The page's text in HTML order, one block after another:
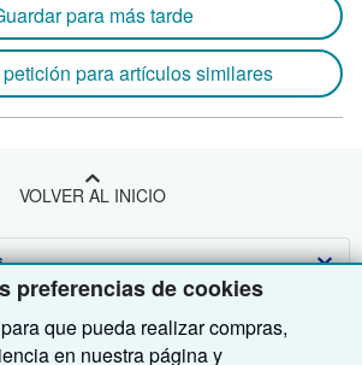
preferencias de cookies
que pueda realizar compras,
en nuestra página y
para más tarde
para artículos similares
VOLVER AL INICIO